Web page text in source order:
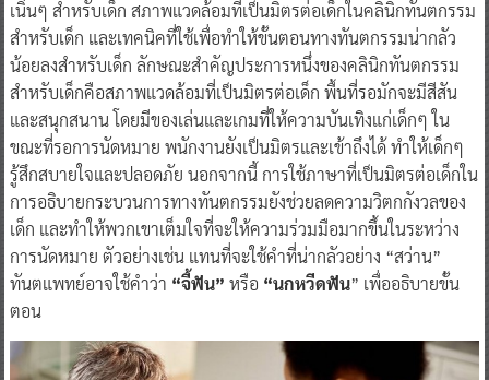
เนิ่นๆ สำหรับเด็ก สภาพแวดล้อมที่เป็นมิตรต่อเด็กในคลินิกทันตกรรม
สำหรับเด็ก และเทคนิคที่ใช้เพื่อทำให้ขั้นตอนทางทันตกรรมน่ากลัว
น้อยลงสำหรับเด็ก ลักษณะสำคัญประการหนึ่งของคลินิกทันตกรรม
สำหรับเด็กคือสภาพแวดล้อมที่เป็นมิตรต่อเด็ก พื้นที่รอมักจะมีสีสัน
และสนุกสนาน โดยมีของเล่นและเกมที่ให้ความบันเทิงแก่เด็กๆ ใน
ขณะที่รอการนัดหมาย พนักงานยังเป็นมิตรและเข้าถึงได้ ทำให้เด็กๆ
รู้สึกสบายใจและปลอดภัย นอกจากนี้ การใช้ภาษาที่เป็นมิตรต่อเด็กใน
การอธิบายกระบวนการทางทันตกรรมยังช่วยลดความวิตกกังวลของ
เด็ก และทำให้พวกเขาเต็มใจที่จะให้ความร่วมมือมากขึ้นในระหว่าง
การนัดหมาย ตัวอย่างเช่น แทนที่จะใช้คำที่น่ากลัวอย่าง “สว่าน”
ทันตแพทย์อาจใช้คำว่า “จี้ฟัน” หรือ “นกหวีดฟัน” เพื่ออธิบายขั้น
ตอน